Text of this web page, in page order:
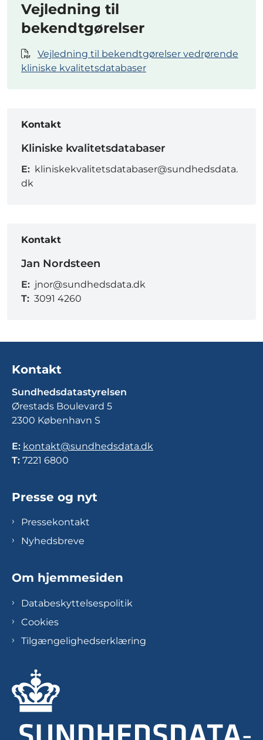
Vejledning til
bekendtgørelser
Vejledning til bekendtgørelser vedrørende
kliniske kvalitetsdatabaser
Kontakt
Kliniske kvalitetsdatabaser
E: kliniskekvalitetsdatabaser@sundhedsdata.
dk
Kontakt
Jan Nordsteen
E: jnor@sundhedsdata.dk
T: 3091 4260
Kontakt
Sundhedsdatastyrelsen
Ørestads Boulevard 5
2300 København S
E: kontakt@sundhedsdata.dk
T: 7221 6800
Presse og nyt
Pressekontakt
Nyhedsbreve
Om hjemmesiden
Databeskyttelsespolitik
Cookies
Tilgængelighedserklæring